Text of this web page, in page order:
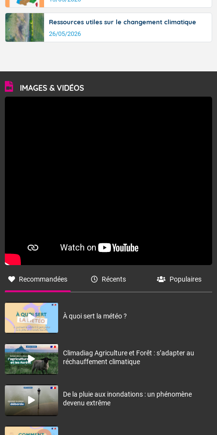
Ressources utiles sur le changement climatique
26/05/2026
IMAGES & VIDÉOS
Recommandées Récents Populaires
À quoi sert la météo ?
Climadiag Agriculture et Forêt : s’adapter au
réchauffement climatique
De la pluie aux inondations : un phénomène
devenu extrême